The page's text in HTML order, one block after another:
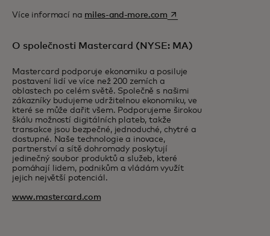
Více informací na miles-and-more.comopens in a new tab
O společnosti Mastercard (NYSE: MA)
Mastercard podporuje ekonomiku a posiluje
postavení lidí ve více než 200 zemích a
oblastech po celém světě. Společně s našimi
zákazníky budujeme udržitelnou ekonomiku, ve
které se může dařit všem. Podporujeme širokou
škálu možností digitálních plateb, takže
transakce jsou bezpečné, jednoduché, chytré a
dostupné. Naše technologie a inovace,
partnerství a sítě dohromady poskytují
jedinečný soubor produktů a služeb, které
pomáhají lidem, podnikům a vládám využít
jejich největší potenciál.
www.mastercard.com